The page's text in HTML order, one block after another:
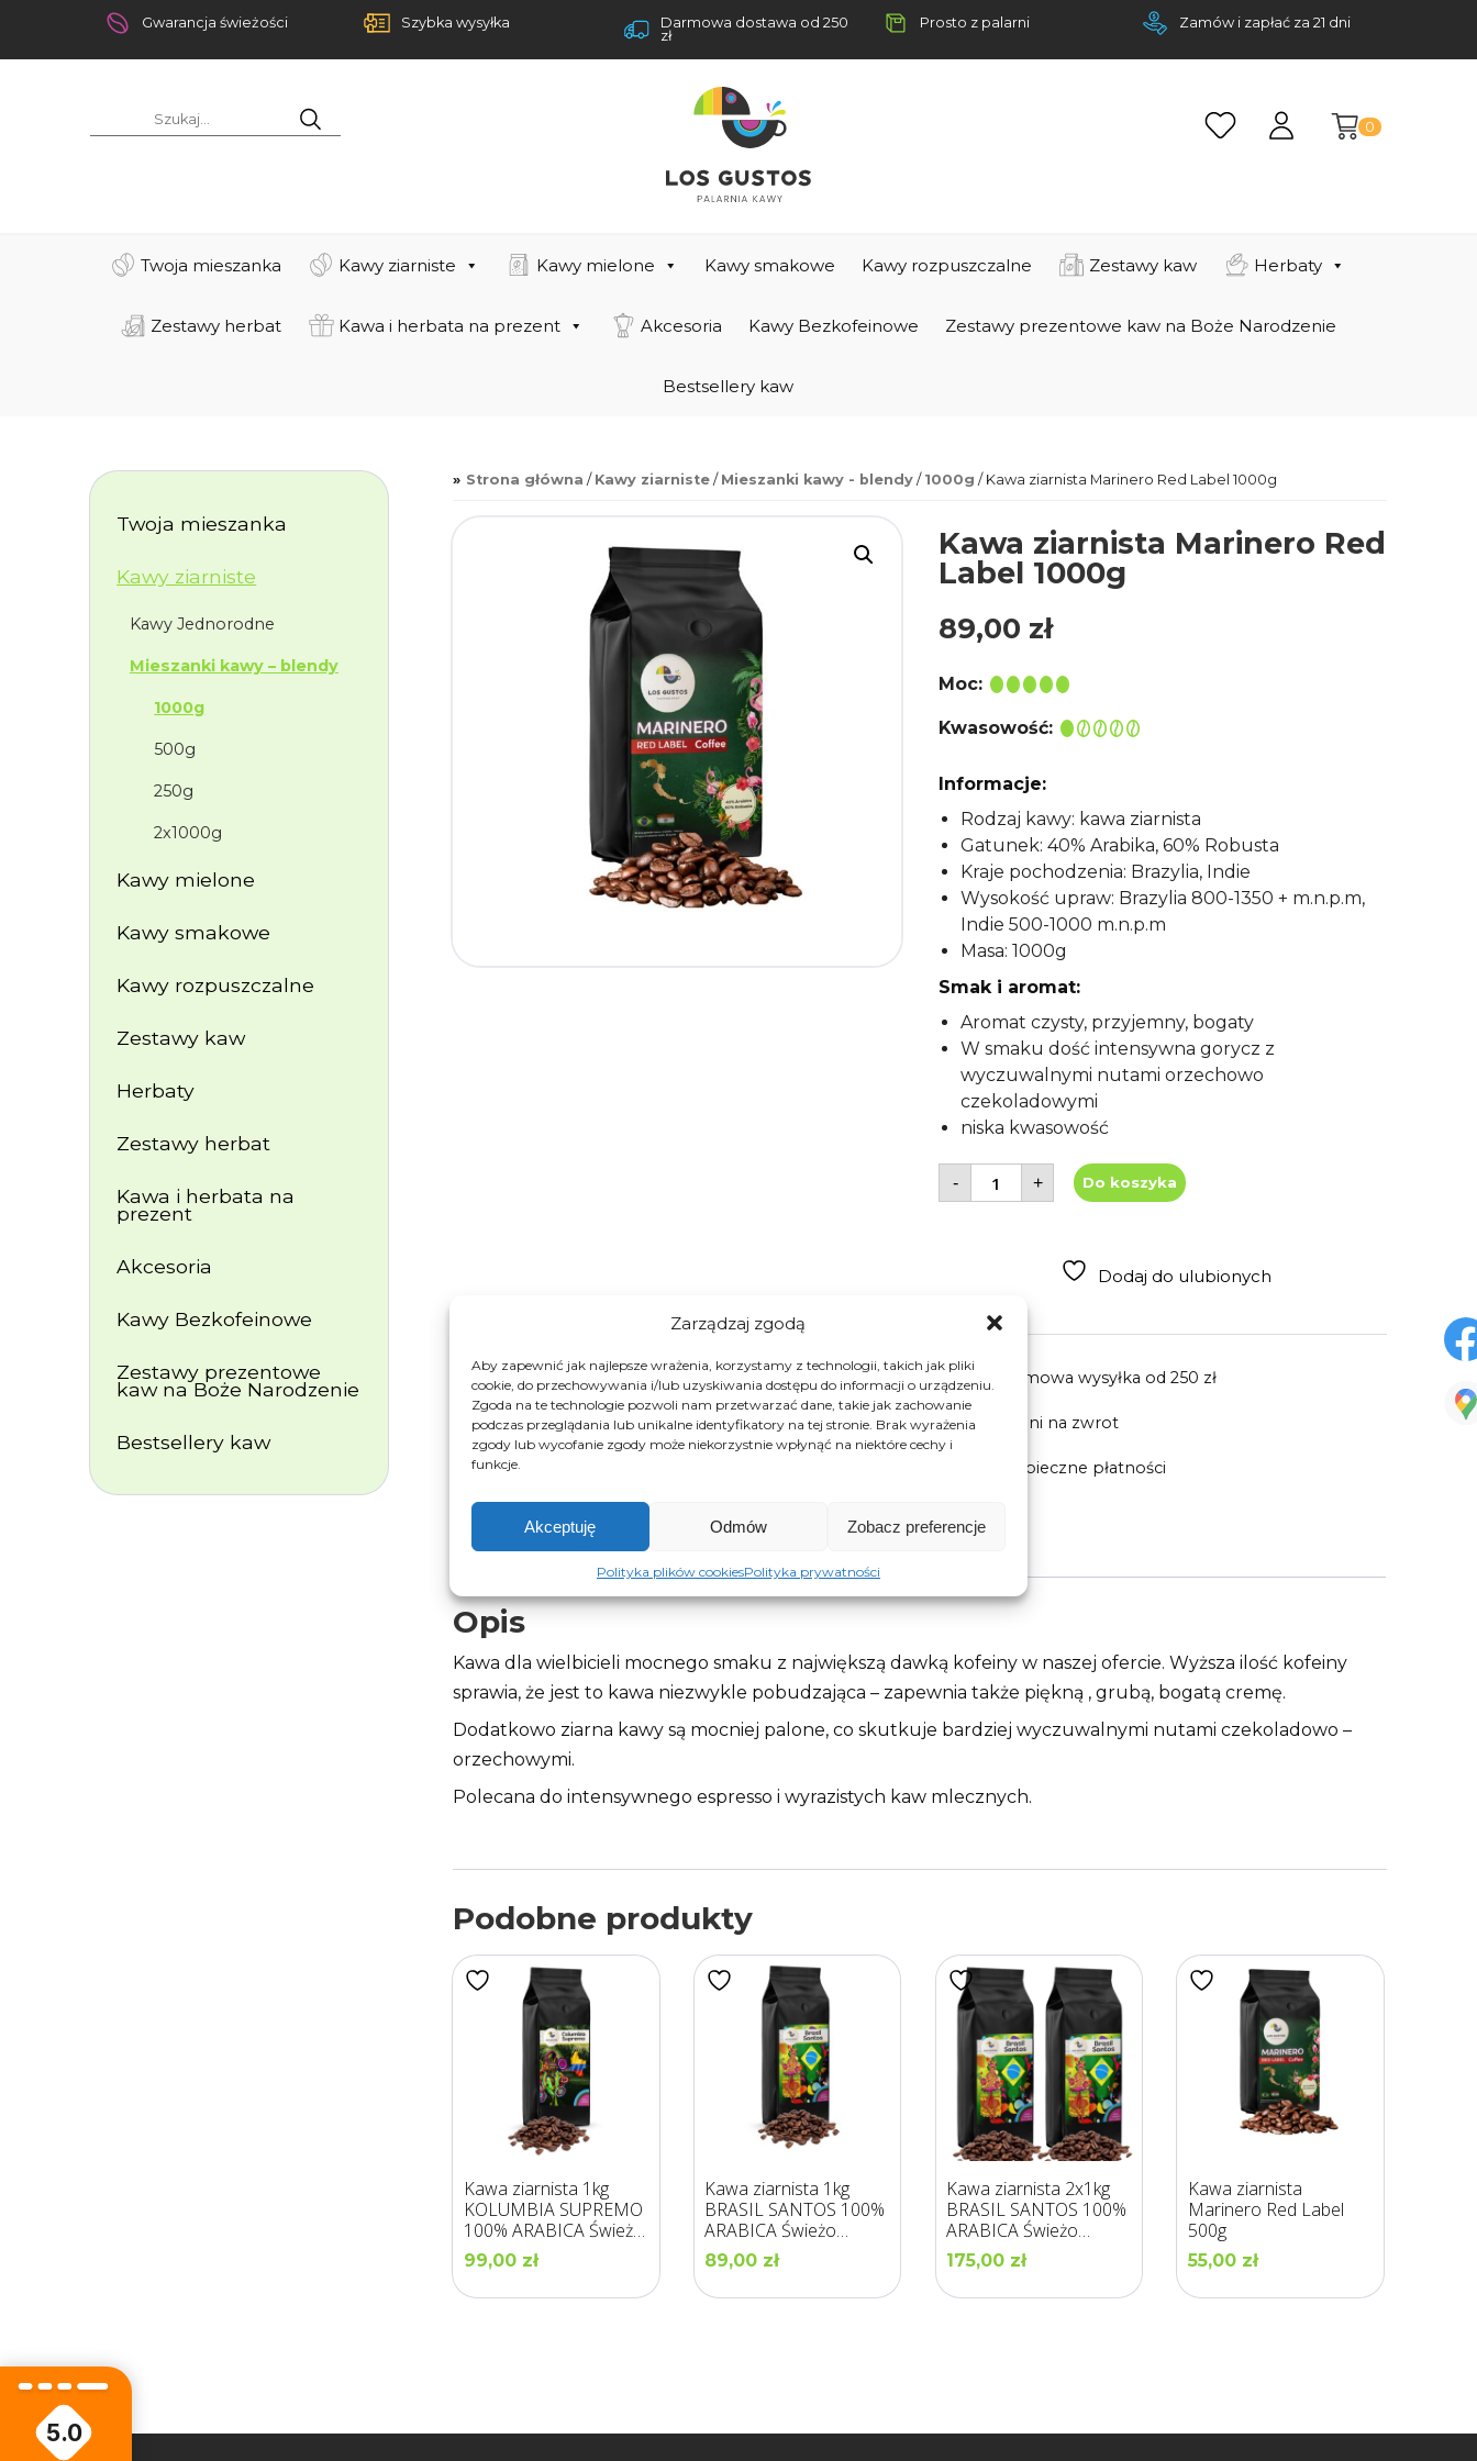
Zarządzaj zgodą
Aby zapewnić jak najlepsze wrażenia, korzystamy z technologii, takich jak pliki
cookie, do przechowywania i/lub uzyskiwania dostępu do informacji o urządzeniu.
Zgoda na te technologie pozwoli nam przetwarzać dane, takie jak zachowanie
podczas przeglądania lub unikalne identyfikatory na tej stronie. Brak wyrażenia
zgody lub wycofanie zgody może niekorzystnie wpłynąć na niektóre cechy i
funkcje.
Akceptuję Odmów Zobacz preferencje
Polityka plików cookiesPolityka prywatności
Gwarancja świeżości Szybka wysyłka
Darmowa dostawa od 250
zł
Prosto z palarni Zamów i zapłać za 21 dni
0
Twoja mieszanka Kawy ziarniste Kawy mielone Kawy smakowe Kawy rozpuszczalne Zestawy kaw Herbaty
Zestawy herbat Kawa i herbata na prezent Akcesoria Kawy Bezkofeinowe Zestawy prezentowe kaw na Boże Narodzenie
Bestsellery kaw
Twoja mieszanka
Kawy ziarniste
Kawy Jednorodne
Mieszanki kawy – blendy
1000g
500g
250g
2x1000g
Kawy mielone
Kawy smakowe
Kawy rozpuszczalne
Zestawy kaw
Herbaty
Zestawy herbat
Kawa i herbata na
prezent
Akcesoria
Kawy Bezkofeinowe
Zestawy prezentowe
kaw na Boże Narodzenie
Bestsellery kaw
Strona główna / Kawy ziarniste / Mieszanki kawy - blendy / 1000g / Kawa ziarnista Marinero Red Label 1000g
Kawa ziarnista Marinero Red
Label 1000g
89,00 zł
Moc:
Kwasowość:
Informacje:
Rodzaj kawy: kawa ziarnista
Gatunek: 40% Arabika, 60% Robusta
Kraje pochodzenia: Brazylia, Indie
Wysokość upraw: Brazylia 800-1350 + m.n.p.m,
Indie 500-1000 m.n.p.m
Masa: 1000g
Smak i aromat:
Aromat czysty, przyjemny, bogaty
W smaku dość intensywna gorycz z
wyczuwalnymi nutami orzechowo
czekoladowymi
niska kwasowość
-
ilość
Kawa
ziarnista
+ Do koszyka
Dodaj do ulubionych
Darmowa wysyłka od 250 zł
30 dni na zwrot
Bezpieczne płatności
Opis Opinie (0)
Opis
Kawa dla wielbicieli mocnego smaku z największą dawką kofeiny w naszej ofercie. Wyższa ilość kofeiny
sprawia, że jest to kawa niezwykle pobudzająca – zapewnia także piękną , grubą, bogatą cremę.
Dodatkowo ziarna kawy są mocniej palone, co skutkuje bardziej wyczuwalnymi nutami czekoladowo –
orzechowymi.
Polecana do intensywnego espresso i wyrazistych kaw mlecznych.
Podobne produkty
Kawa ziarnista 1kg
KOLUMBIA SUPREMO
100% ARABICA Świeżo
Palona -LOS GUSTOS
99,00 zł
Kawa ziarnista 1kg
BRASIL SANTOS 100%
ARABICA Świeżo
Palona – LOS GUSTOS
89,00 zł
Kawa ziarnista 2x1kg
BRASIL SANTOS 100%
ARABICA Świeżo
Palona – LOS GUSTOS
175,00 zł
Kawa ziarnista
Marinero Red Label
500g
55,00 zł
5.0